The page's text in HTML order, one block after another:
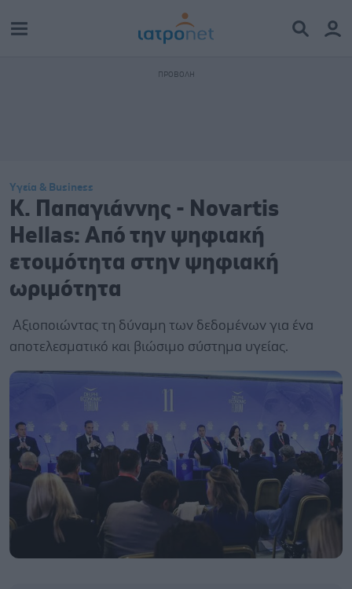
Υγεία & Business
Κ. Παπαγιάννης - Novartis
Hellas: Από την ψηφιακή
ετοιμότητα στην ψηφιακή
ωριμότητα
Αξιοποιώντας τη δύναμη των δεδομένων για ένα
αποτελεσματικό και βιώσιμο σύστημα υγείας.